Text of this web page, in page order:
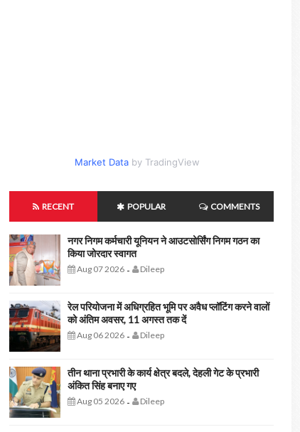
Market Databy TradingView
RECENT POPULAR COMMENTS
नगर निगम कर्मचारी यूनियन ने आउटसोर्सिंग निगम गठन का
किया जोरदार स्वागत
Aug 07 2026- Dileep
रेल परियोजना में अधिग्रहित भूमि पर अवैध प्लॉटिंग करने वालों
को अंतिम अवसर, 11 अगस्त तक दें
Aug 06 2026- Dileep
तीन थाना प्रभारी के कार्य क्षेत्र बदले, देहली गेट के प्रभारी
अंकित सिंह बनाए गए
Aug 05 2026- Dileep